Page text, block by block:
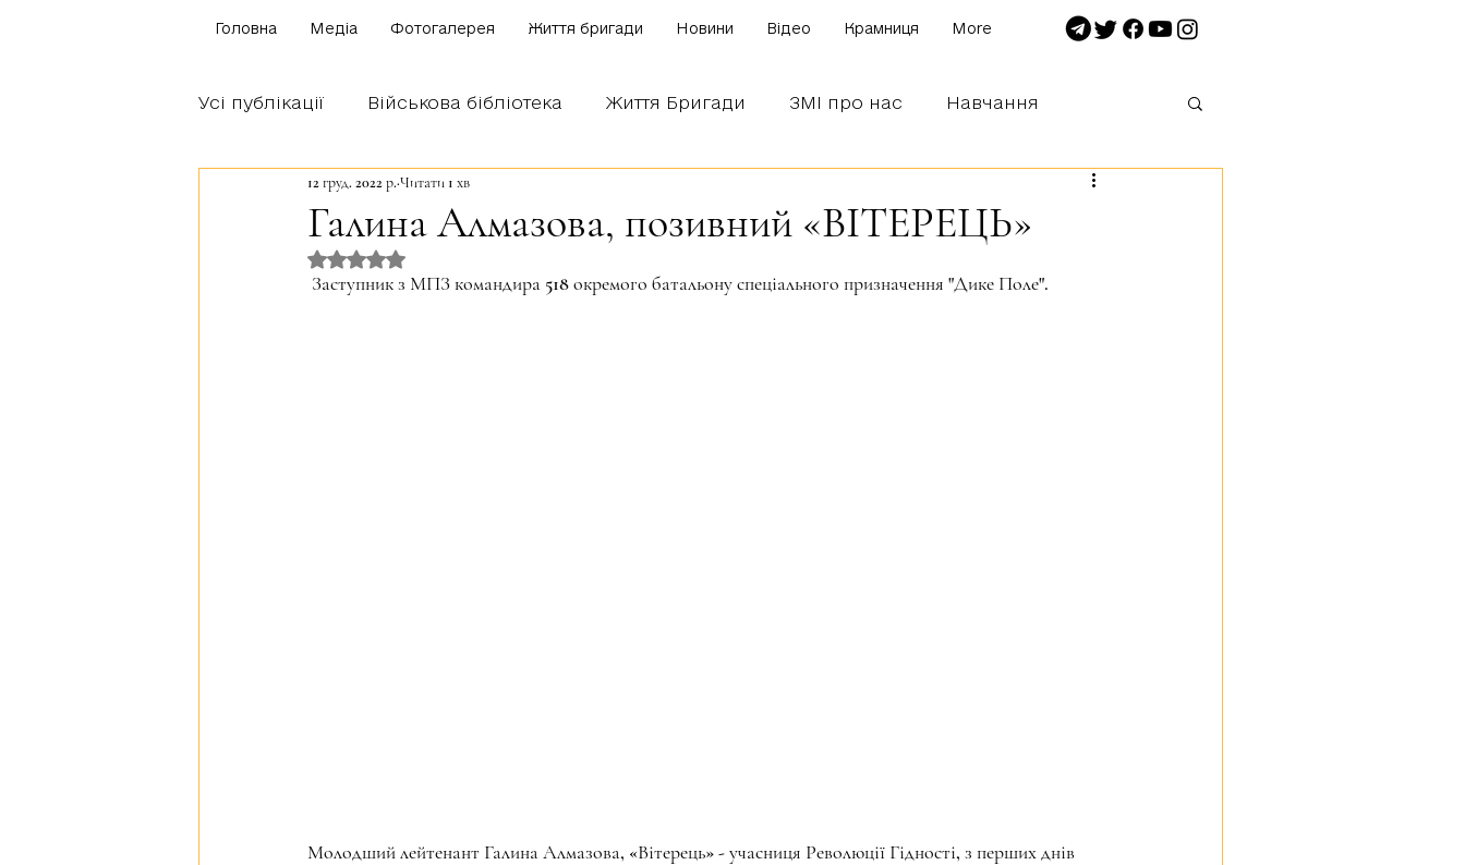
Головна Медіа Фотогалерея Життя бригади Новини Відео Крамниця More
Усі публікації Військова бібліотека Життя Бригади ЗМІ про нас Навчання
Щоденник бійця Блог наших бійців
Братство Богуна
Галина Алмазова, позивний «ВІТЕРЕЦЬ»
12 груд. 2022 р. Читати 1 хв
Оцінка: NaN з 5 зірок.
Заступник з МПЗ командира 518 окремого батальону спеціального призначення "Дике Поле".
Молодший лейтенант Галина Алмазова, «Вітерець» - учасниця Революції Гідності, з перших днів